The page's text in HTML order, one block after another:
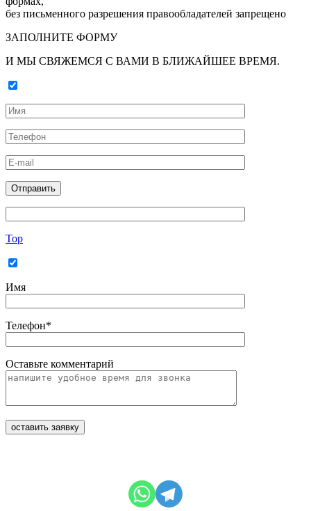
без письменного разрешения правообладателей запрещено
ЗАПОЛНИТЕ ФОРМУ
И МЫ СВЯЖЕМСЯ С ВАМИ В БЛИЖАЙШЕЕ ВРЕМЯ.
Top
Имя
Телефон*
Оставьте комментарий